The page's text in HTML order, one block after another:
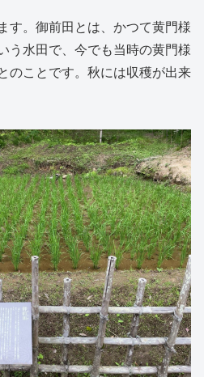
す。御前田とは、かつて黄門様
う水田で、今でも当時の黄門様
のことです。秋には収穫が出来